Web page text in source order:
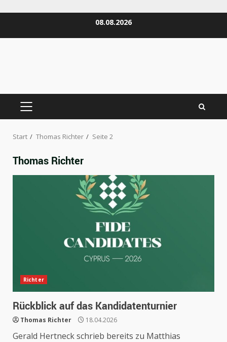
08.08.2026
PRIMÄRES
Start Thomas Richter Seite 2
Thomas Richter
Richter
Rückblick auf das Kandidatenturnier
Thomas Richter 18.04.2026
Gerald Hertneck schrieb bereits zu Matthias